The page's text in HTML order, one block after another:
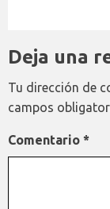
Deja una
Tu dirección de
campos
Comentario *